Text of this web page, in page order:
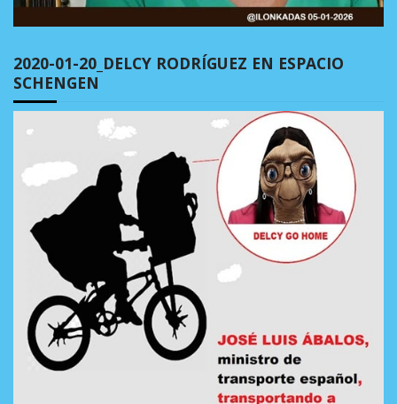
2020-01-20_DELCY RODRÍGUEZ EN ESPACIO
SCHENGEN